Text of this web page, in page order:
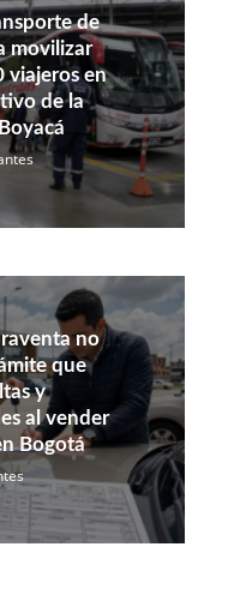
de
movilizar
viajeros en
de la
no
que
y
al vender
Bogotá